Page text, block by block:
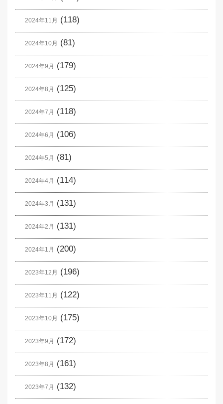
2024年11月 (118)
2024年10月 (81)
2024年9月 (179)
2024年8月 (125)
2024年7月 (118)
2024年6月 (106)
2024年5月 (81)
2024年4月 (114)
2024年3月 (131)
2024年2月 (131)
2024年1月 (200)
2023年12月 (196)
2023年11月 (122)
2023年10月 (175)
2023年9月 (172)
2023年8月 (161)
2023年7月 (132)